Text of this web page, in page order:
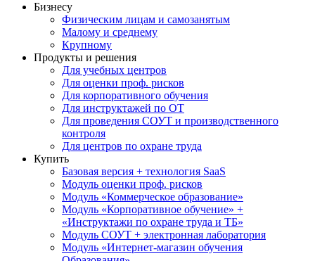
Бизнесу
Физическим лицам и самозанятым
Малому и среднему
Крупному
Продукты и решения
Для учебных центров
Для оценки проф. рисков
Для корпоративного обучения
Для инструктажей по ОТ
Для проведения СОУТ и производственного
контроля
Для центров по охране труда
Купить
Базовая версия + технология SaaS
Модуль оценки проф. рисков
Модуль «Коммерческое образование»
Модуль «Корпоративное обучение» +
«Инструктажи по охране труда и ТБ»
Модуль СОУТ + электронная лаборатория
Модуль «Интернет-магазин обучения